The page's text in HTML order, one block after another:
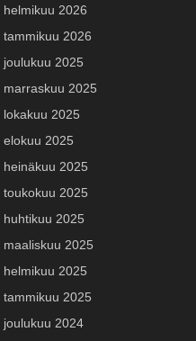
helmikuu 2026
tammikuu 2026
joulukuu 2025
marraskuu 2025
lokakuu 2025
elokuu 2025
heinäkuu 2025
toukokuu 2025
huhtikuu 2025
maaliskuu 2025
helmikuu 2025
tammikuu 2025
joulukuu 2024